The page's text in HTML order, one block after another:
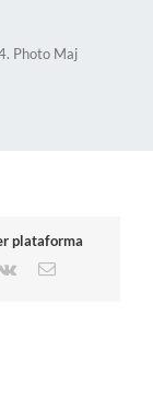
Photo Maj
plataforma
Vk
Correo